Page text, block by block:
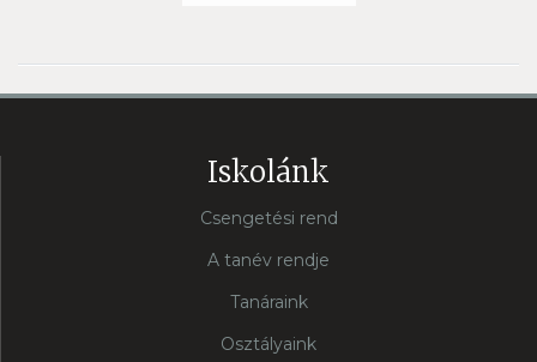
Iskolánk
Csengetési rend
A tanév rendje
Tanáraink
Osztályaink